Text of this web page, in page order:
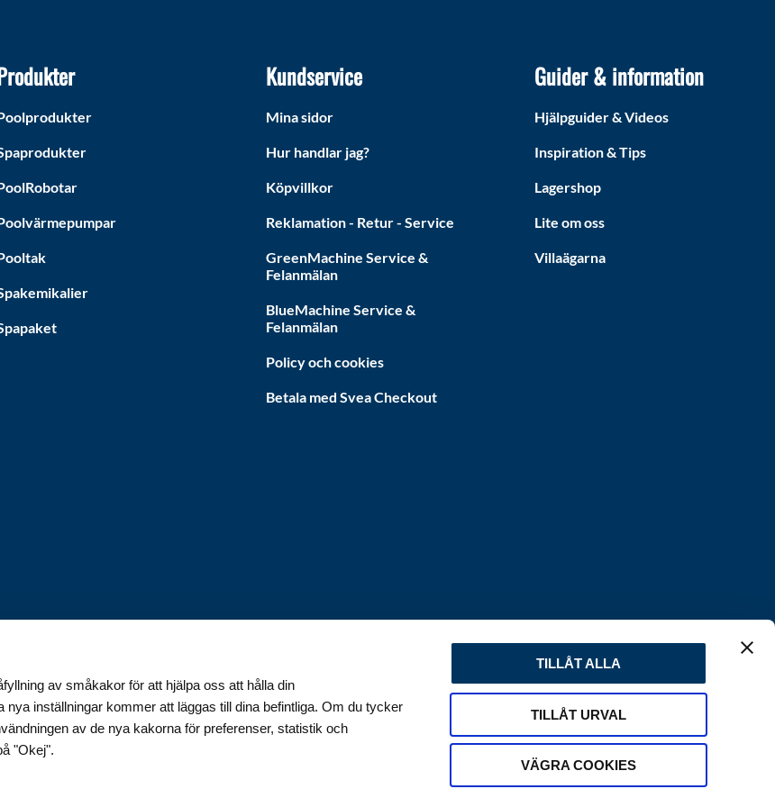
av småkakor för att hjälpa oss att hålla din
nya inställningar kommer att läggas till dina befintliga. Om du tycker
av de nya kakorna för preferenser, statistik och
"Okej".
TILLÅT ALLA
TILLÅT URVAL
VÄGRA COOKIES
Guider & information
Hjälpguider & Videos
Inspiration & Tips
Lagershop
Lite om oss
Villaägarna
Kundservice
Mina sidor
Hur handlar jag?
Köpvillkor
Reklamation - Retur - Service
GreenMachine Service &
Felanmälan
BlueMachine Service &
Felanmälan
Policy och cookies
Betala med Svea Checkout
Svenska SEK